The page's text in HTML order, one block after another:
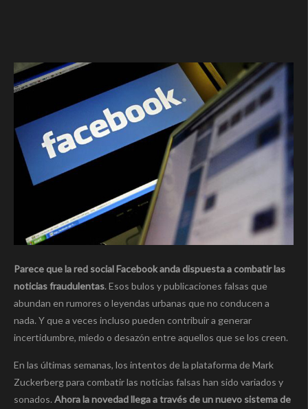
Parece que la red social Facebook anda dispuesta a combatir las
noticias fraudulentas. Esos bulos y publicaciones falsas que
abundan en rumores o leyendas urbanas que no conducen a
nada. Y que a veces incluso pueden contribuir a generar
incertidumbre, miedo o desazón entre aquellos que se los creen.
En las últimas semanas, los intentos de la plataforma de Mark
Zuckerberg para combatir las noticias falsas han sido variados y
sonados. Ahora la novedad llega a través de un nuevo sistema de